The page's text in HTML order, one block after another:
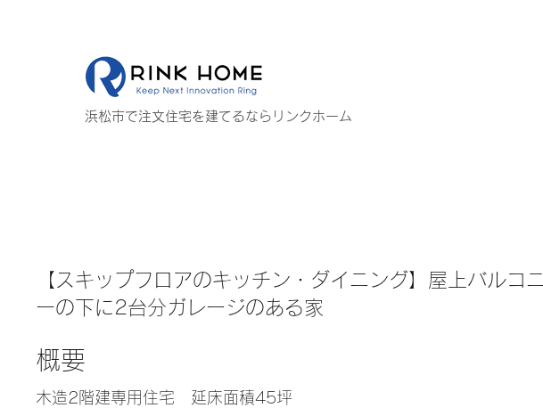
浜松市で注文住宅を建てるならリンクホーム
【スキップフロアのキッチン・ダイニング】屋上バルコニ
ーの下に2台分ガレージのある家
概要
木造2階建専用住宅 延床面積45坪